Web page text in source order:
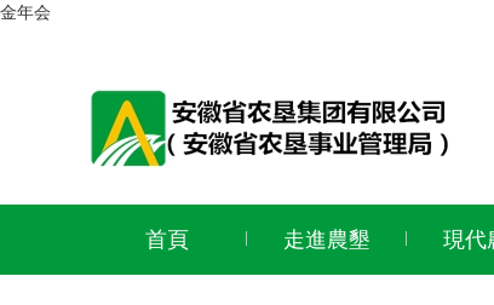
金年会
首頁 走進農墾 現代